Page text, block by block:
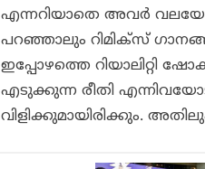
എന്നറിയാതെ അവര്‍
പറഞ്ഞാലും റിമിക്‌സ്
ഇപ്പോഴത്തെ റിയാലിറ്റി
എടുക്കുന്ന രീതി
വിളിക്കുമായിരിക്കും.